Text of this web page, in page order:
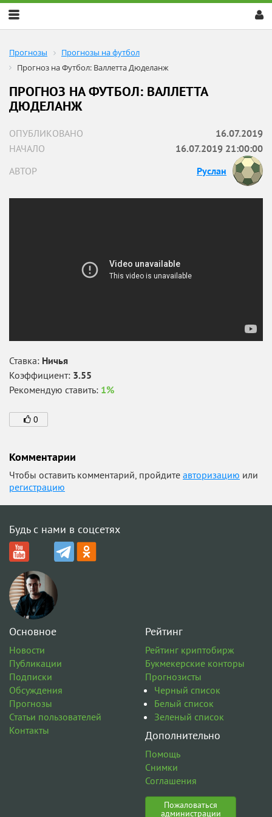
Скрыть
меню
Прогнозы
Прогнозы на футбол
Прогноз на Футбол: Валлетта Дюделанж
ПРОГНОЗ НА ФУТБОЛ: ВАЛЛЕТТА
ДЮДЕЛАНЖ
ОПУБЛИКОВАНО
16.07.2019
НАЧАЛО
16.07.2019 21:00:00
АВТОР
Руслан
Ставка: Ничья
Коэффициент: 3.55
Рекомендую ставить: 1%
0
Комментарии
Чтобы оставить комментарий, пройдите авторизацию или
регистрацию
Будь с нами в соцсетях
Основное
Новости
Публикации
Подписки
Обсуждения
Прогнозы
Статьи пользователей
Контакты
Рейтинг
Рейтинг криптобирж
Букмекерские конторы
Прогнозисты
Черный список
Белый список
Зеленый список
Дополнительно
Помощь
Снимки
Соглашения
Пожаловаться
администрации